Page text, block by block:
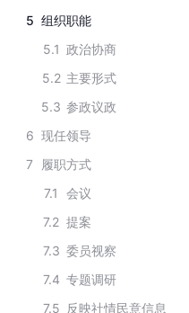
5 组织职能
5.1 政治协商
5.2 主要形式
5.3 参政议政
6 现任领导
7
履职方式
7.1
会议
7.2 提案
7.3 委员视察
7.4 专题调研
7.5 反映社情民意信息